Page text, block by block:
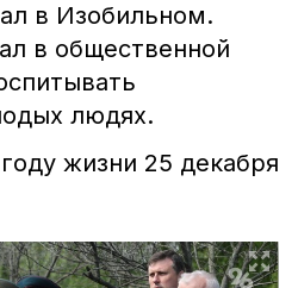
в Изобильном.
в общественной
людях.
жизни 25 декабря